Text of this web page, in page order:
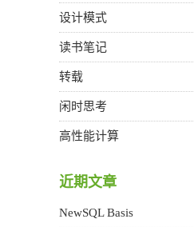
设计模式
读书笔记
转载
闲时思考
高性能计算
近期文章
NewSQL Basis